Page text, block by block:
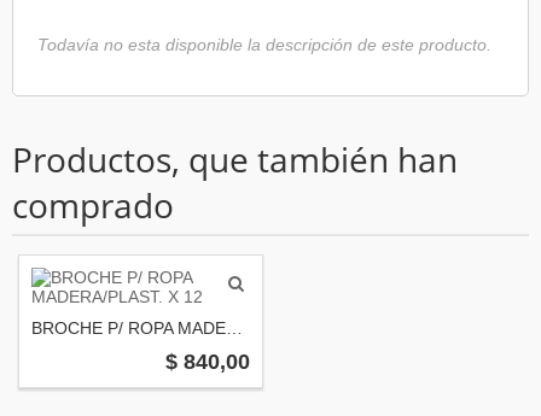
Todavía no esta disponible la descripción de este producto.
Productos, que también han
comprado
$ 840,00